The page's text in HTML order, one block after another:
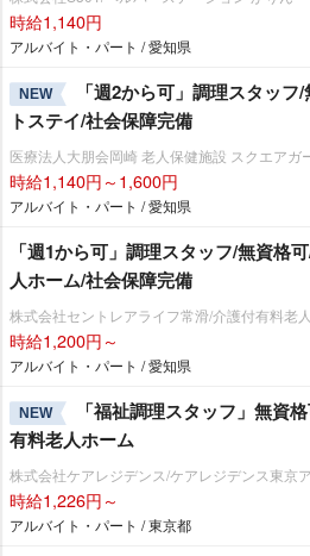
時給1,140円
アルバイト・パート / 愛知県
NEW
「週2から可」調理スタッ
トステイ/社会保障完備
医療法人大朋会岡崎 老人保健施設 スクエアガ
時給1,140円～1,600円
アルバイト・パート / 愛知県
「週1から可」調理スタッフ/無資格
人ホーム/社会保障完備
株式会社セントレアライフ常滑/介護付有料老
時給1,200円～
アルバイト・パート / 愛知県
NEW
「福祉調理スタッフ」無資
有料老人ホーム
株式会社ケアレジデンス/ケアレジデンス東京
時給1,226円～
アルバイト・パート / 東京都